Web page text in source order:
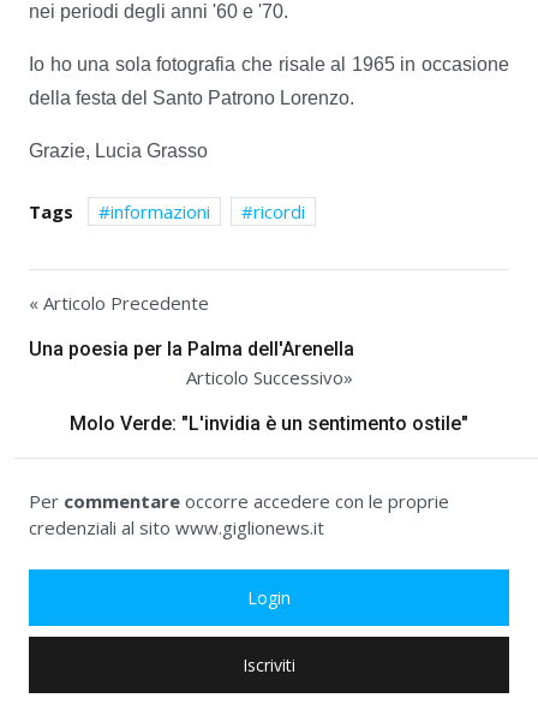
nei periodi degli anni '60 e '70.
Io ho una sola fotografia che risale al 1965 in occasione
della festa del Santo Patrono Lorenzo.
Grazie, Lucia Grasso
Tags informazioni ricordi
« Articolo Precedente
Una poesia per la Palma dell'Arenella
Articolo Successivo»
Molo Verde: "L'invidia è un sentimento ostile"
Per commentare occorre accedere con le proprie
credenziali al sito www.giglionews.it
Login
Iscriviti